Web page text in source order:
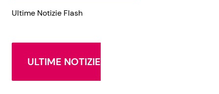
Ultime Notizie Flash
ULTIME NOTIZIE